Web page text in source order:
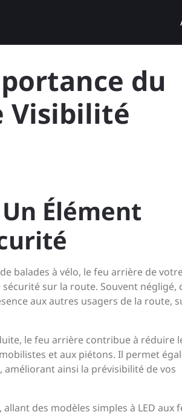
du
Visibilité
Élément
balades à vélo, le feu arrière de
sur la route. Souvent négligé,
aux autres usagers de la route,
le feu arrière contribue à réduire
et aux piétons. Il permet
ainsi la prévisibilité de vos
des modèles simples à LED aux